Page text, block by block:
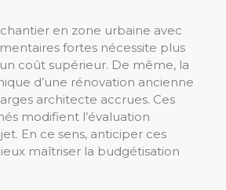
en zone urbaine avec
fortes nécessite plus
coût supérieur. De même, la
d’une rénovation ancienne
architecte accrues. Ces
modifient l’évaluation
En ce sens, anticiper ces
maîtriser la budgétisation